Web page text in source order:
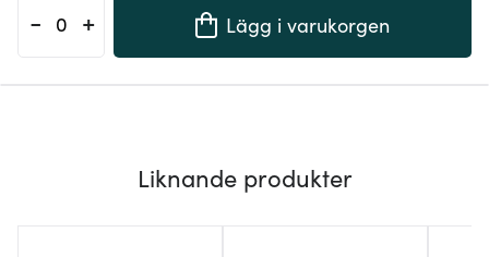
- + Lägg i varukorgen
Liknande produkter